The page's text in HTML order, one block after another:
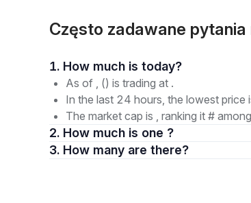
Często zadawane
1. How much is today?
As of , () is trading at .
In the last 24 hours, the lowest price
The market cap is , ranking it #
2. How much is one ?
3. How many are there?